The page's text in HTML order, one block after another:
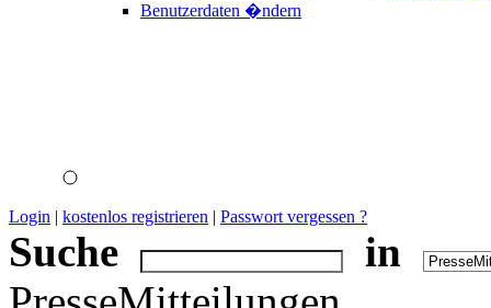
Benutzerdaten �ndern
Login | kostenlos registrieren | Passwort vergessen ?
Suche
in